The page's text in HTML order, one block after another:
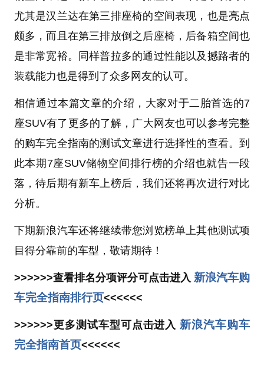
尤其是汉兰达在第三排座椅的空间表现，也是亮点
颇多，而且在第三排放倒之后座椅，后备箱空间也
是非常宽裕。同样普拉多的通过性能以及撼路者的
装载能力也是得到了众多网友的认可。
相信通过本篇文章的介绍，大家对于二胎首选的7
座SUV有了更多的了解，广大网友也可以参考完整
的购车完全指南的测试文章进行选择性的查看。到
此本期7座SUV储物空间排行榜的介绍也就告一段
落，待后期有新车上榜后，我们还将再次进行对比
分析。
下期新浪汽车还将继续带您浏览榜单上其他测试项
目得分靠前的车型，敬请期待！
>>>>>>查看排名分项评分可点击进入 新浪汽车购
车完全指南排行页<<<<<<
>>>>>>更多测试车型可点击进入 新浪汽车购车
完全指南首页<<<<<<